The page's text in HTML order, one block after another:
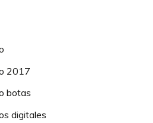
2017
botas
digitales